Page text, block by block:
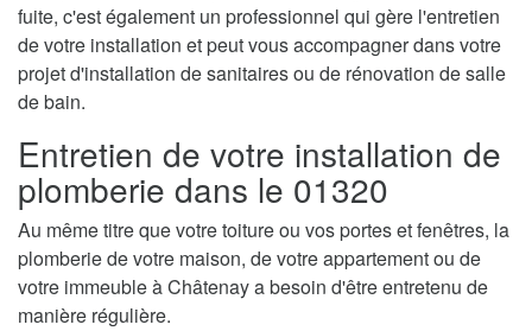
fuite, c'est également un professionnel qui gère l'entretien
de votre installation et peut vous accompagner dans votre
projet d'installation de sanitaires ou de rénovation de salle
de bain.
Entretien de votre installation de
plomberie dans le 01320
Au même titre que votre toiture ou vos portes et fenêtres, la
plomberie de votre maison, de votre appartement ou de
votre immeuble à Châtenay a besoin d'être entretenu de
manière régulière.